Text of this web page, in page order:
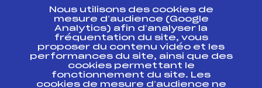
Ressources
Pass’Neige
Projet sportif fédéral
Projet de performance fédéral
Nous utilisons des cookies de
mesure d’audience (Google
Analytics) afin d’analyser la
fréquentation du site, vous
proposer du contenu vidéo et les
performances du site, ainsi que des
cookies permettant le
fonctionnement du site. Les
cookies de mesure d’audience ne